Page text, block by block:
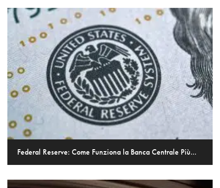
Federal Reserve: Come Funziona la Banca Centrale Più...